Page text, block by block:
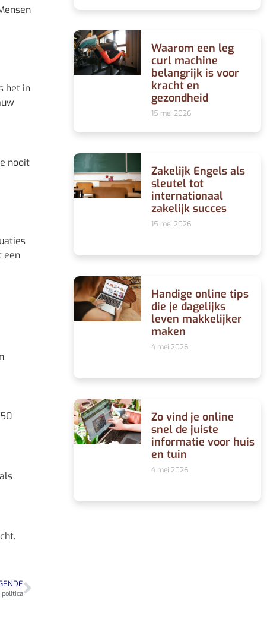
het in
nooit
een
Waarom een leg
curl machine
belangrijk is voor
kracht en
gezondheid
15 mei 2026
Zakelijk Engels als
sleutel tot
internationaal
zakelijk succes
15 mei 2026
Handige online tips
die je dagelijks
leven makkelijker
maken
4 mei 2026
Zo vind je online
snel de juiste
informatie voor huis
en tuin
4 mei 2026